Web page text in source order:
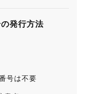
、標準SIM
発行方法
号は不要